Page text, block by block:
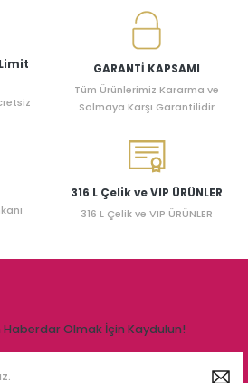
GARANTİ KAPSAMI
Tüm Ürünlerimiz Kararma ve
Solmaya Karşı Garantilidir
316 L Çelik ve VIP ÜRÜNLER
316 L Çelik ve VIP ÜRÜNLER
Haberdar Olmak İçin Kaydulun!